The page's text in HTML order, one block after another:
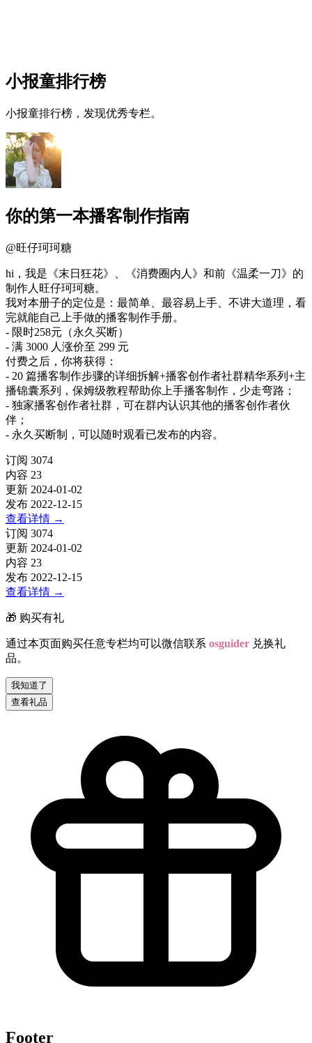
小报童排行榜
小报童排行榜，发现优秀专栏。
你的第一本播客制作指南
@旺仔珂珂糖
hi，我是《末日狂花》、《消费圈内人》和前《温柔一刀》的
制作人旺仔珂珂糖。
我对本册子的定位是：最简单、最容易上手、不讲大道理，看
完就能自己上手做的播客制作手册。
- 限时258元（永久买断）
- 满 3000 人涨价至 299 元
付费之后，你将获得：
- 20 篇播客制作步骤的详细拆解+播客创作者社群精华系列+主
播锦囊系列，保姆级教程帮助你上手播客制作，少走弯路；
- 独家播客创作者社群，可在群内认识其他的播客创作者伙
伴；
- 永久买断制，可以随时观看已发布的内容。
订阅 3074
内容 23
更新 2024-01-02
发布 2022-12-15
查看详情 →
订阅 3074
更新 2024-01-02
内容 23
发布 2022-12-15
查看详情 →
🎁 购买有礼
通过本页面购买任意专栏均可以微信联系 osguider 兑换礼
品。
我知道了
查看礼品
Footer